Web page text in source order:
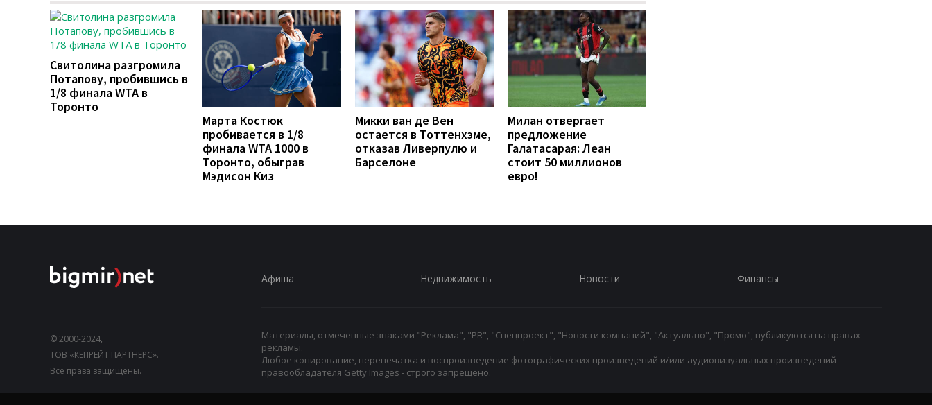
Свитолина разгромила
Потапову, пробившись в
1/8 финала WTA в
Торонто
Марта Костюк
пробивается в 1/8
финала WTA 1000 в
Торонто, обыграв
Мэдисон Киз
Микки ван де Вен
остается в Тоттенхэме,
отказав Ливерпулю и
Барселоне
Милан отвергает
предложение
Галатасарая: Леан
стоит 50 миллионов
евро!
© 2000-2024,
ТОВ «КЕПРЕЙТ ПАРТНЕРС».
Все права защищены.
Афиша Недвижимость Новости Финансы
Материалы, отмеченные знаками "Реклама", "PR", "Спецпроект", "Новости компаний", "Актуально", "Промо", публикуются на правах
рекламы.
Любое копирование, перепечатка и воспроизведение фотографических произведений и/или аудиовизуальных произведений
правообладателя Getty Images - строго запрещено.